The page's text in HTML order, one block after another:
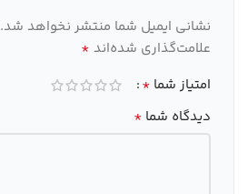
نشانی ایمیل شما منتشر نخواهد شد.
علامت‌گذاری شده‌اند *
امتیاز شما *
دیدگاه شما *